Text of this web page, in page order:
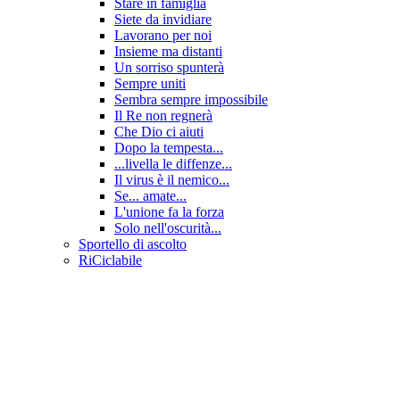
Stare in famiglia
Siete da invidiare
Lavorano per noi
Insieme ma distanti
Un sorriso spunterà
Sempre uniti
Sembra sempre impossibile
Il Re non regnerà
Che Dio ci aiuti
Dopo la tempesta...
...livella le diffenze...
Il virus è il nemico...
Se... amate...
L'unione fa la forza
Solo nell'oscurità...
Sportello di ascolto
RiCiclabile